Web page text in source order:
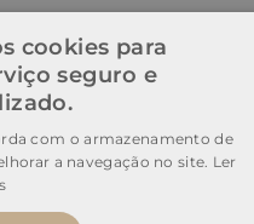
cookies para
seguro e
com o armazenamento de
a navegação no site. Ler